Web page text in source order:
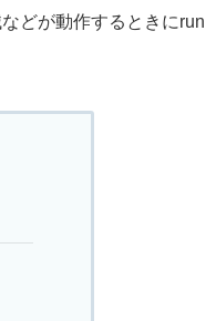
どが動作するときにrun